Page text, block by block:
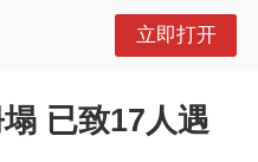
立即打开
已致17人遇